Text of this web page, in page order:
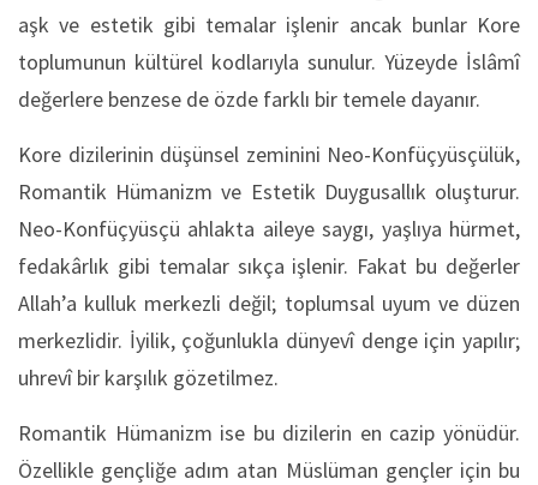
aşk ve estetik gibi temalar işlenir ancak bunlar Kore
toplumunun kültürel kodlarıyla sunulur. Yüzeyde İslâmî
değerlere benzese de özde farklı bir temele dayanır.
Kore dizilerinin düşünsel zeminini Neo-Konfüçyüsçülük,
Romantik Hümanizm ve Estetik Duygusallık oluşturur.
Neo-Konfüçyüsçü ahlakta aileye saygı, yaşlıya hürmet,
fedakârlık gibi temalar sıkça işlenir. Fakat bu değerler
Allah’a kulluk merkezli değil; toplumsal uyum ve düzen
merkezlidir. İyilik, çoğunlukla dünyevî denge için yapılır;
uhrevî bir karşılık gözetilmez.
Romantik Hümanizm ise bu dizilerin en cazip yönüdür.
Özellikle gençliğe adım atan Müslüman gençler için bu